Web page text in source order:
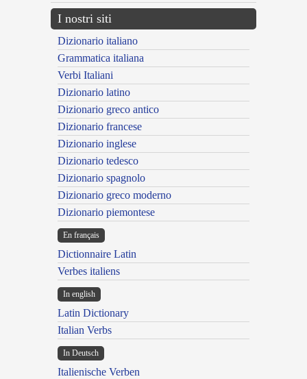
I nostri siti
Dizionario italiano
Grammatica italiana
Verbi Italiani
Dizionario latino
Dizionario greco antico
Dizionario francese
Dizionario inglese
Dizionario tedesco
Dizionario spagnolo
Dizionario greco moderno
Dizionario piemontese
En français
Dictionnaire Latin
Verbes italiens
In english
Latin Dictionary
Italian Verbs
In Deutsch
Italienische Verben